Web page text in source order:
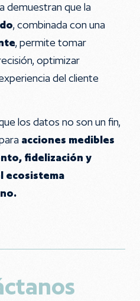
demuestran que la
, combinada con una
, permite tomar
optimizar
del cliente
los datos no son un fin,
acciones medibles
fidelización y
ecosistema